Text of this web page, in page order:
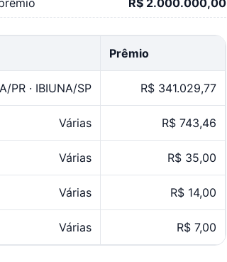
R$ 2.000.000,00
Prêmio
PR · IBIUNA/SP R$ 341.029,77
Várias R$ 743,46
Várias R$ 35,00
Várias R$ 14,00
Várias R$ 7,00